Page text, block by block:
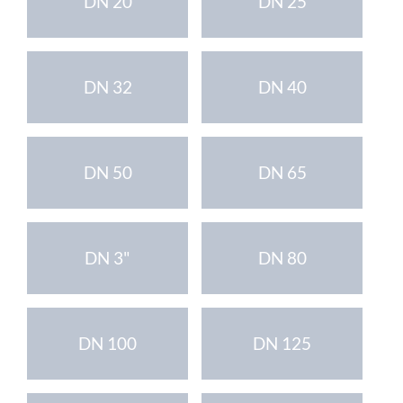
DN 32 DN 40
DN 50 DN 65
DN 3" DN 80
DN 100 DN 125